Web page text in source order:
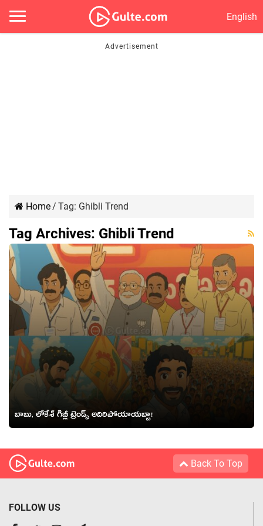
English
Home/ Tag: Ghibli Trend
Tag Archives: Ghibli Trend
బాబు, లోకేశ్ గిబ్లీ ట్రెండ్స్ అదిరిపోయాయబ్బా!
Back To Top
FOLLOW US